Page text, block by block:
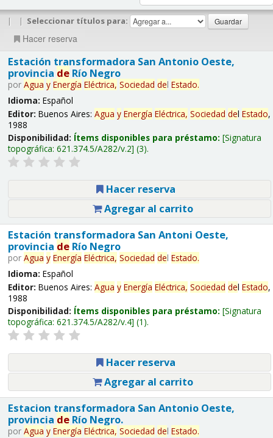
| | Seleccionar títulos para:
Hacer reserva
Estación transformadora San Antonio Oeste,
provincia deRío Negro
por Agua y Energía Eléctrica, Sociedad del Estado.
Idioma: Español
Editor: Buenos Aires: Agua y Energía Eléctrica, Sociedad del Estado,
1988
Disponibilidad: Ítems disponibles para préstamo: Signatura
topográfica: 621.374.5/A282/v.2 (3).
Hacer reserva
Agregar al carrito
Estación transformadora San Antoni Oeste,
provincia deRío Negro
por Agua y Energía Eléctrica, Sociedad del Estado.
Idioma: Español
Editor: Buenos Aires: Agua y Energía Eléctrica, Sociedad del Estado,
1988
Disponibilidad: Ítems disponibles para préstamo: Signatura
topográfica: 621.374.5/A282/v.4 (1).
Hacer reserva
Agregar al carrito
Estacion transformadora San Antonio Oeste,
provincia deRío Negro.
por Agua y Energía Eléctrica, Sociedad del Estado.